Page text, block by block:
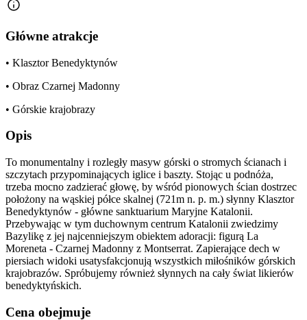
Główne atrakcje
• Klasztor Benedyktynów
• Obraz Czarnej Madonny
• Górskie krajobrazy
Opis
To monumentalny i rozległy masyw górski o stromych ścianach i
szczytach przypominających iglice i baszty. Stojąc u podnóża,
trzeba mocno zadzierać głowę, by wśród pionowych ścian dostrzec
położony na wąskiej półce skalnej (721m n. p. m.) słynny Klasztor
Benedyktynów - główne sanktuarium Maryjne Katalonii.
Przebywając w tym duchownym centrum Katalonii zwiedzimy
Bazylikę z jej najcenniejszym obiektem adoracji: figurą La
Moreneta - Czarnej Madonny z Montserrat. Zapierające dech w
piersiach widoki usatysfakcjonują wszystkich miłośników górskich
krajobrazów. Spróbujemy również słynnych na cały świat likierów
benedyktyńskich.
Cena obejmuje